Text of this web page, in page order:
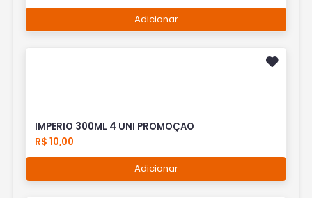
Adicionar
IMPERIO 300ML 4 UNI PROMOÇAO
R$ 10,00
Adicionar